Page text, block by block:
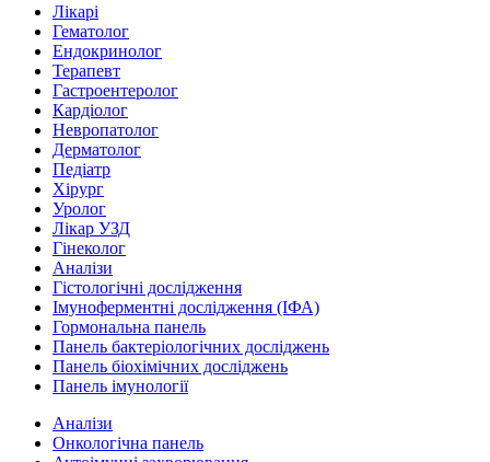
Лікарі
Гематолог
Ендокринолог
Терапевт
Гастроентеролог
Кардіолог
Невропатолог
Дерматолог
Педіатр
Хірург
Уролог
Лікар УЗД
Гінеколог
Аналізи
Гістологічні дослідження
Імуноферментні дослідження (ІФА)
Гормональна панель
Панель бактеріологічних досліджень
Панель біохімічних досліджень
Панель імунології
Аналізи
Онкологічна панель